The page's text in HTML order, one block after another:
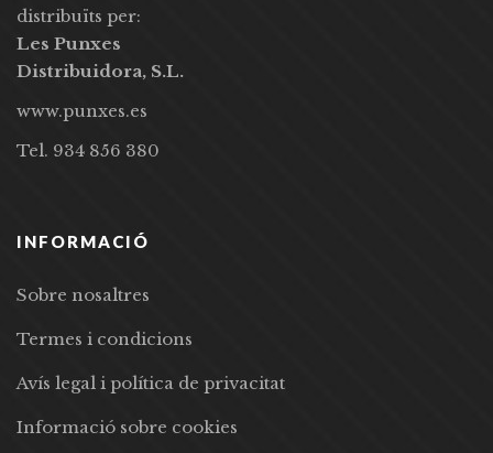
distribuïts per:
Les Punxes
Distribuidora, S.L.
www.punxes.es
Tel. 934 856 380
INFORMACIÓ
Sobre nosaltres
Termes i condicions
Avís legal i política de privacitat
Informació sobre cookies